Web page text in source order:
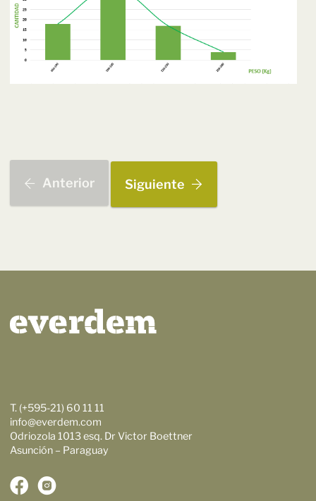
Anterior Siguiente
T. (+595-21) 60 11 11
info@everdem.com
Odriozola 1013 esq. Dr Victor Boettner
Asunción – Paraguay